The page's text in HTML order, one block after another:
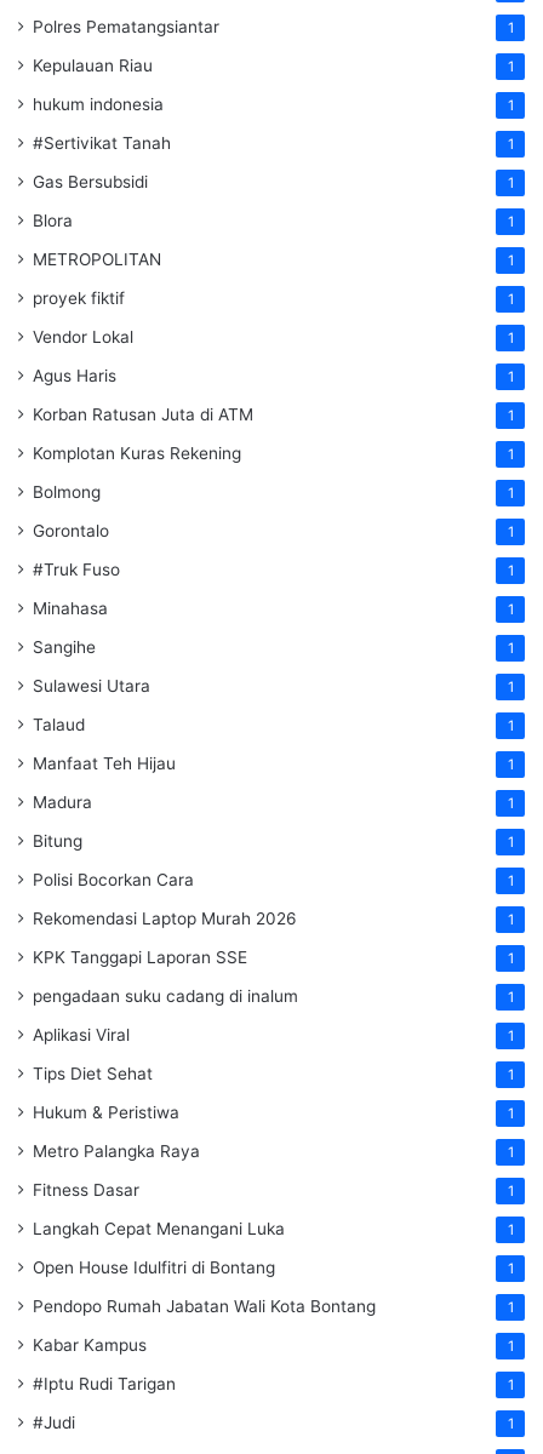
Polres Pematangsiantar 1
Kepulauan Riau 1
hukum indonesia 1
#Sertivikat Tanah 1
Gas Bersubsidi 1
Blora 1
METROPOLITAN 1
proyek fiktif 1
Vendor Lokal 1
Agus Haris 1
Korban Ratusan Juta di ATM 1
Komplotan Kuras Rekening 1
Bolmong 1
Gorontalo 1
#Truk Fuso 1
Minahasa 1
Sangihe 1
Sulawesi Utara 1
Talaud 1
Manfaat Teh Hijau 1
Madura 1
Bitung 1
Polisi Bocorkan Cara 1
Rekomendasi Laptop Murah 2026 1
KPK Tanggapi Laporan SSE 1
pengadaan suku cadang di inalum 1
Aplikasi Viral 1
Tips Diet Sehat 1
Hukum & Peristiwa 1
Metro Palangka Raya 1
Fitness Dasar 1
Langkah Cepat Menangani Luka 1
Open House Idulfitri di Bontang 1
Pendopo Rumah Jabatan Wali Kota Bontang 1
Kabar Kampus 1
#Iptu Rudi Tarigan 1
#Judi 1